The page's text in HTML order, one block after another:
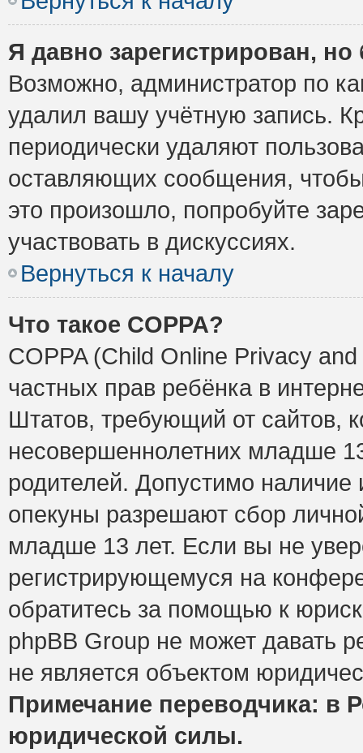
Я давно зарегистрирован,
Возможно, администратор по
удалил вашу учётную запись.
периодически удаляют
оставляющих сообщения,
это произошло, попробуйте
участвовать в дискуссиях.
Вернуться к началу
Что такое COPPA?
COPPA (Child Online Privacy
частных прав ребёнка в
Штатов, требующий от сайтов,
несовершеннолетних младше
родителей. Допустимо наличие
опекуны разрешают сбор
младше 13 лет. Если вы не
регистрирующемуся на
обратитесь за помощью к
phpBB Group не может давать
не является объектом
Примечание переводчика: в
юридической силы.